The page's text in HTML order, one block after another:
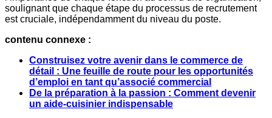
soulignant que chaque étape du processus de recrutement
est cruciale, indépendamment du niveau du poste.
contenu connexe :
Construisez votre avenir dans le commerce de
détail : Une feuille de route pour les opportunités
d’emploi en tant qu’associé commercial
De la préparation à la passion : Comment devenir
un aide-cuisinier indispensable